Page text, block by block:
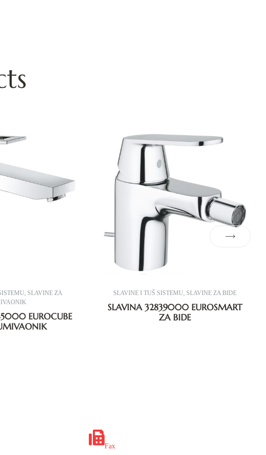
, SLAVINE ZA
EUROCUBE
SLAVINE I TUŠ SISTEMU, SLAVINE ZA BIDE
SLAVINA 32839000 EUROSMART
ZA BIDE
+387 35 649 703
Fax